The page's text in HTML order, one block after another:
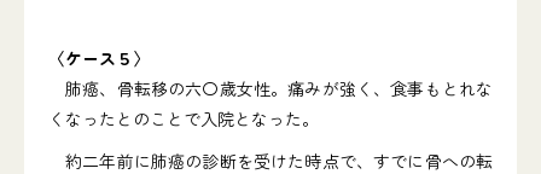
〈ケース５〉
肺癌、骨転移の六〇歳女性。痛みが強く、食事もとれな
くなったとのことで入院となった。
約二年前に肺癌の診断を受けた時点で、すでに骨への転